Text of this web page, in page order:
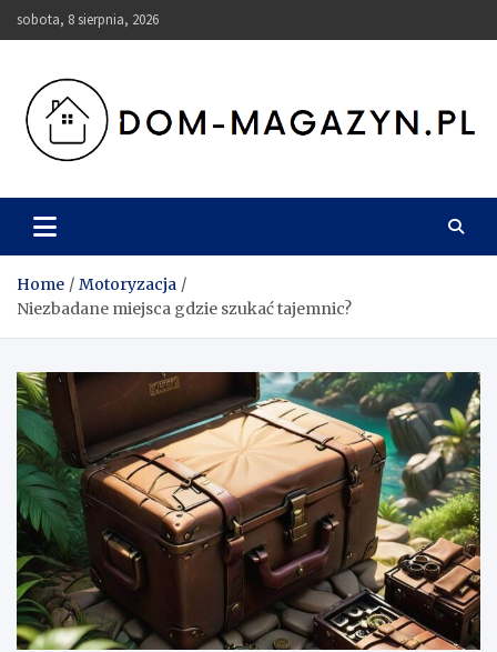
Skip
to
sobota, 8 sierpnia, 2026
Dom-Magazyn.pl
Home
Motoryzacja
Niezbadane miejsca gdzie szukać tajemnic?